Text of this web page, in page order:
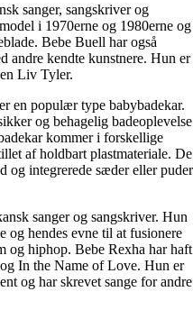
sanger, sangskriver og
i 1970erne og 1980erne og
Bebe Buell har også
andre kendte kunstnere. Hun er
Liv Tyler.
en populær type babybadekar.
og behagelig badeoplevelse
kommer i forskellige
af holdbart plastmateriale. De
og integrerede sæder eller puder
sanger og sangskriver. Hun
og hendes evne til at fusionere
og hiphop. Bebe Rexha har haft
In the Name of Love. Hun er
og har skrevet sange for andre